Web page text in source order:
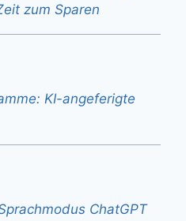
zum Sparen
KI-angeferigte
ChatGPT